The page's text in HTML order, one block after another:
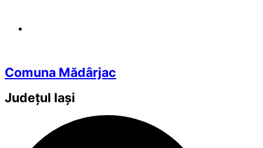
Comuna Mădârjac
Județul Iași